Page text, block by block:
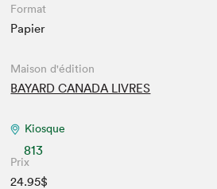
Format
Papier
Maison d'édition
BAYARD CANADA LIVRES
Kiosque
813
Prix
24.95$